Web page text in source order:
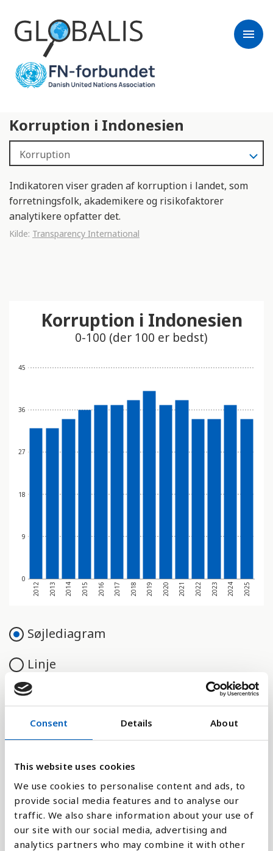
Consent Details About
This website uses cookies
We use cookies to personalise content and ads, to
provide social media features and to analyse our
traffic. We also share information about your use of
our site with our social media, advertising and
analytics partners who may combine it with other
menu
Korruption i Indonesien
Indikatoren viser graden af korruption i landet, som
forretningsfolk, akademikere og risikofaktorer
analytikere opfatter det.
Kilde: Transparency International
0
9
18
27
36
45
2012 2013 2014 2015 2016 2017 2018 2019 2020 2021 2022 2023 2024 2025
Korruption i Indonesien
0-100 (der 100 er bedst)
Søjlediagram
Linje
Flade
Sammenligne med:
Forklaring